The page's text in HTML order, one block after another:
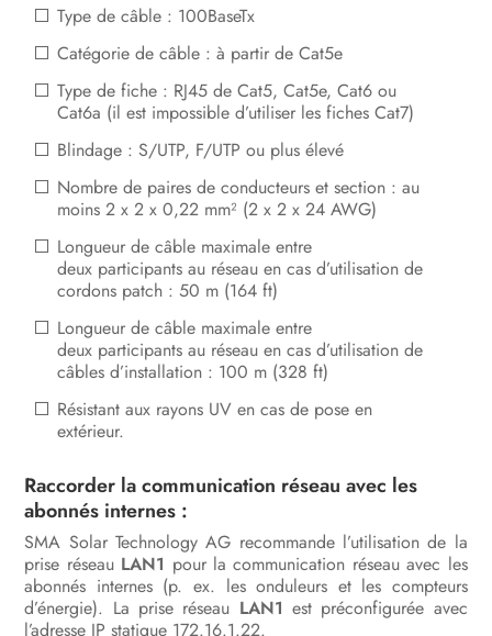
Type de câble : 100BaseTx
Catégorie de câble : à partir de Cat5e
Type de fiche : RJ45 de Cat5, Cat5e, Cat6 ou
Cat6a (il est impossible d’utiliser les fiches Cat7)
Blindage : S/UTP, F/UTP ou plus élevé
Nombre de paires de conducteurs et section : au
moins 2 x 2 x 0,22 mm² (2 x 2 x 24 AWG)
Longueur de câble maximale entre
deux participants au réseau en cas d’utilisation de
cordons patch : 50 m (164 ft)
Longueur de câble maximale entre
deux participants au réseau en cas d’utilisation de
câbles d’installation : 100 m (328 ft)
Résistant aux rayons UV en cas de pose en
extérieur.
Raccorder la communication réseau avec les
abonnés internes :
SMA Solar Technology AG recommande l’utilisation de la
prise réseau LAN1 pour la communication réseau avec les
abonnés internes (p. ex. les onduleurs et les compteurs
d’énergie). La prise réseau LAN1 est préconfigurée avec
l’adresse IP statique 172.16.1.22.